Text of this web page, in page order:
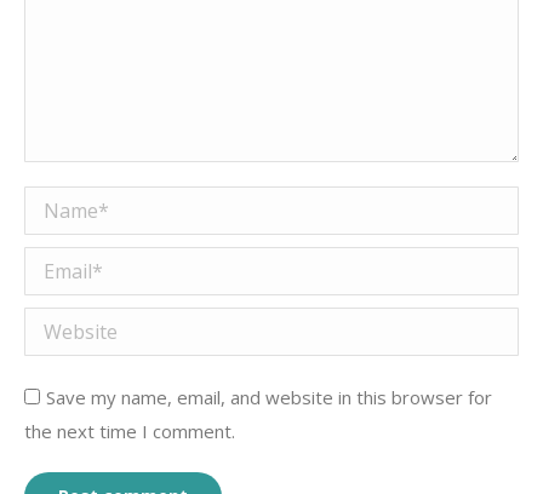
Name *
Email *
Website
Save my name, email, and website in this browser for
the next time I comment.